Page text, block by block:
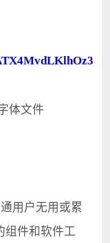
体文件
用户无用或累
组件和软件工